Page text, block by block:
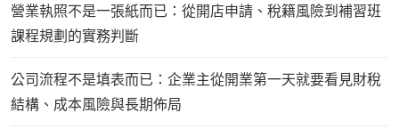
營業執照不是一張紙而已：從開店申請、稅籍風險到補習班
課程規劃的實務判斷
公司流程不是填表而已：企業主從開業第一天就要看見財稅
結構、成本風險與長期佈局